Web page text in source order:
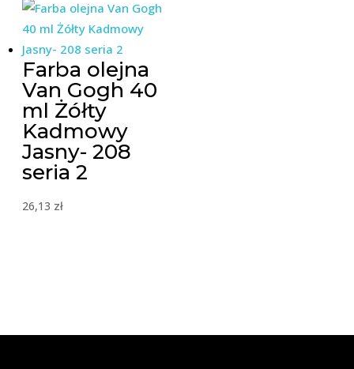
Farba olejna
Van Gogh 40
ml Żółty
Kadmowy
Jasny- 208
seria 2
26,13 zł